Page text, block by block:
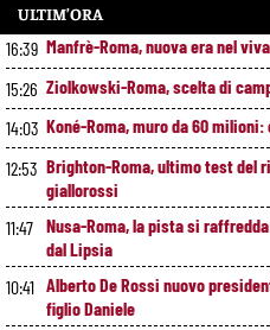
ULTIM’ORA
16:39 Manfrè-Roma, nuova era nel
15:26 Ziolkowski-Roma, scelta di
14:03 Koné-Roma, muro da 60
12:53 Brighton-Roma, ultimo test del
giallorossi
11:47 Nusa-Roma, la pista si
dal Lipsia
10:41 Alberto De Rossi nuovo
figlio Daniele